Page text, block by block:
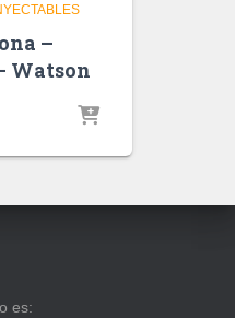
–
Watson
es: